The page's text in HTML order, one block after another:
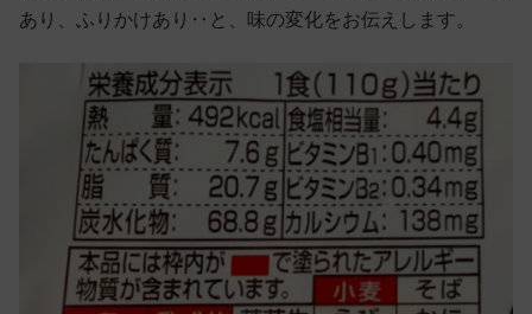
あり、ふりかけあり‥と、味の変化をお伝えします。